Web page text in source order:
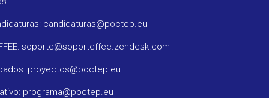
candidaturas@poctep.eu
soporte@soporteffee.zendesk.com
proyectos@poctep.eu
programa@poctep.eu